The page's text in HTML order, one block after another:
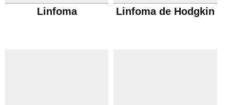
Linfoma Linfoma de Hodgkin